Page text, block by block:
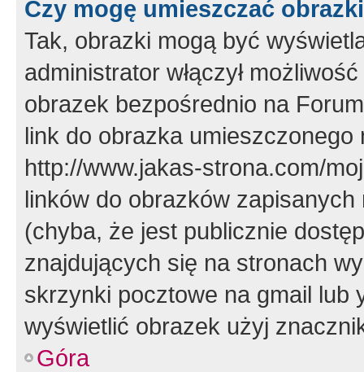
Czy mogę umieszczać
Tak, obrazki mogą być
administrator włączył
obrazek bezpośrednio na
link do obrazka
http://www.jakas-strona.com/
linków do obrazków
(chyba, że jest publicznie
znajdujących się na stronach
skrzynki pocztowe na gmail lub
wyświetlić obrazek użyj
Góra